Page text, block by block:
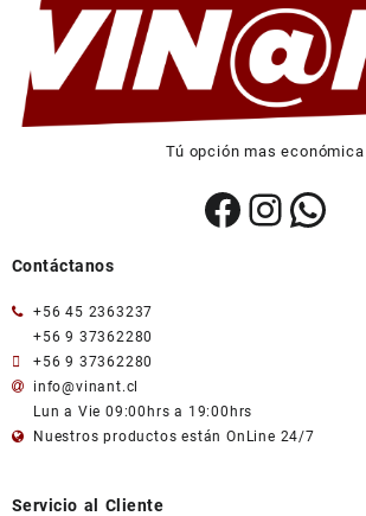
Tú opción mas económica
Contáctanos
+56 45 2363237
+56 9 37362280
+56 9 37362280
info@vinant.cl
Lun a Vie 09:00hrs a 19:00hrs
Nuestros productos están OnLine 24/7
Servicio al Cliente